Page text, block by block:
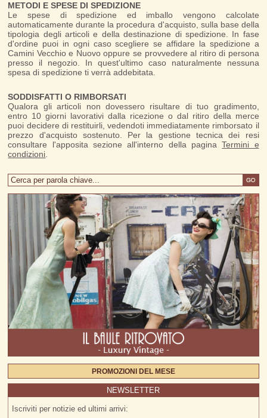
METODI E SPESE DI SPEDIZIONE
Le spese di spedizione ed imballo vengono calcolate
automaticamente durante la procedura d'acquisto, sulla base della
tipologia degli articoli e della destinazione di spedizione. In fase
d'ordine puoi in ogni caso scegliere se affidare la spedizione a
Camini Vecchio e Nuovo oppure se provvedere al ritiro di persona
presso il negozio. In quest'ultimo caso naturalmente nessuna
spesa di spedizione ti verrà addebitata.
SODDISFATTI O RIMBORSATI
Qualora gli articoli non dovessero risultare di tuo gradimento,
entro 10 giorni lavorativi dalla ricezione o dal ritiro della merce
puoi decidere di restituirli, vedendoti immediatamente rimborsato il
prezzo d'acquisto sostenuto. Per la gestione tecnica dei resi
consultare l'apposita sezione all'interno della paginaTermini e
condizioni
PROMOZIONI DEL MESE
NEWSLETTER
Iscriviti per notizie ed ultimi arrivi: